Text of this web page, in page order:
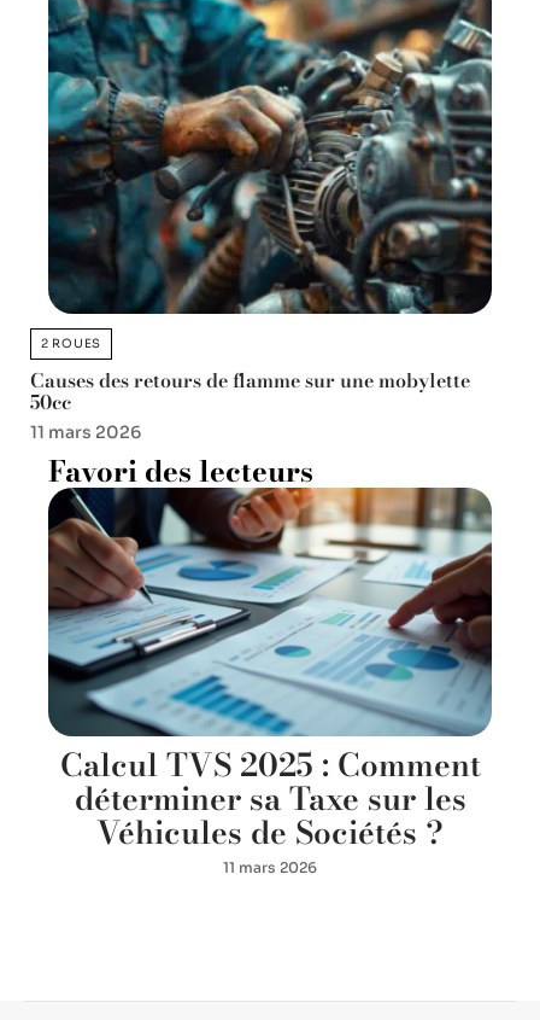
2 ROUES
Causes des retours de flamme sur une mobylette
50cc
11 mars 2026
Favori des lecteurs
Calcul TVS 2025 : Comment
déterminer sa Taxe sur les
Véhicules de Sociétés ?
11 mars 2026